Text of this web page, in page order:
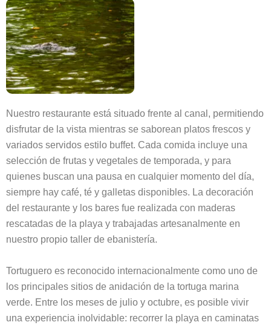
Nuestro restaurante está situado frente al canal, permitiendo
disfrutar de la vista mientras se saborean platos frescos y
variados servidos estilo buffet. Cada comida incluye una
selección de frutas y vegetales de temporada, y para
quienes buscan una pausa en cualquier momento del día,
siempre hay café, té y galletas disponibles. La decoración
del restaurante y los bares fue realizada con maderas
rescatadas de la playa y trabajadas artesanalmente en
nuestro propio taller de ebanistería.
Tortuguero es reconocido internacionalmente como uno de
los principales sitios de anidación de la tortuga marina
verde. Entre los meses de julio y octubre, es posible vivir
una experiencia inolvidable: recorrer la playa en caminatas